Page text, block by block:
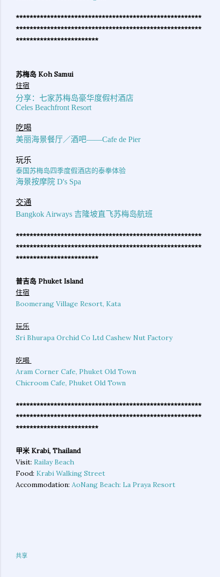
******************************************************
******************************************************
************************
苏梅岛 Koh Samui
住宿
分享：七家苏梅岛豪华度假村酒店
Celes Beachfront Resort
吃喝
美丽海景餐厅／酒吧——Cafe de Pier
玩乐
泰国苏梅岛四季度假酒店的泰拳体验
海景按摩院 D's Spa
交通
Bangkok Airways 吉隆坡直飞苏梅岛航班
******************************************************
******************************************************
************************
普吉岛 Phuket Island
住宿
Boomerang Village Resort, Kata
玩乐
Sri Bhurapa Orchid Co Ltd Cashew Nut Factory
吃喝
Aram Corner Cafe, Phuket Old Town
Chicroom Cafe, Phuket Old Town
******************************************************
******************************************************
************************
甲米 Krabi, Thailand
Visit: Railay Beach
Food: Krabi Walking Street
Accommodation: AoNang Beach: La Praya Resort
共享